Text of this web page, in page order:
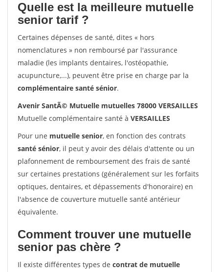
Quelle est la meilleure mutuelle
senior tarif ?
Certaines dépenses de santé, dites « hors
nomenclatures » non remboursé par l'assurance
maladie (les implants dentaires, l'ostéopathie,
acupuncture,...), peuvent être prise en charge par la
complémentaire santé sénior.
Avenir SantÃ© Mutuelle mutuelles 78000 VERSAILLES
Mutuelle complémentaire santé à VERSAILLES
Pour une mutuelle senior, en fonction des contrats
santé sénior, il peut y avoir des délais d'attente ou un
plafonnement de remboursement des frais de santé
sur certaines prestations (généralement sur les forfaits
optiques, dentaires, et dépassements d'honoraire) en
l'absence de couverture mutuelle santé antérieur
équivalente.
Comment trouver une mutuelle
senior pas chère ?
Il existe différentes types de contrat de mutuelle